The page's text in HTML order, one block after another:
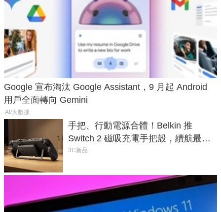
Google 宣布淘汰 Google Assistant，9 月起 Android
用戶全面轉向 Gemini
AI/大數據
手把、行動電源合體！Belkin 推
Switch 2 磁吸充電手把殼，續航最高
延長 1.5 倍
3C新品